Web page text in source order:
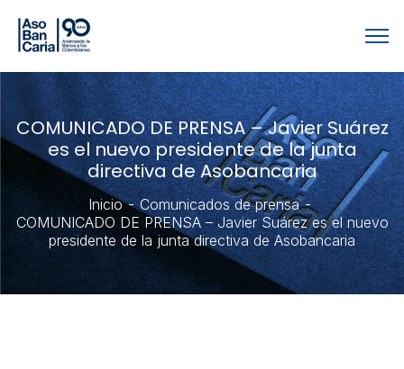
COMUNICADO DE PRENSA – Javier Suárez
es el nuevo presidente de la junta
directiva de Asobancaria
Inicio
Comunicados de prensa
COMUNICADO DE PRENSA – Javier Suárez es el nuevo
presidente de la junta directiva de Asobancaria